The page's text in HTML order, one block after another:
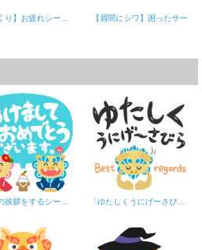
【眉間にシワ】困ったサー
お正月の挨拶をするシーサー「あけましておめでとう」フキダシみずいろ 「ゆたしくうにげーさびら」シーサー（黒文字）